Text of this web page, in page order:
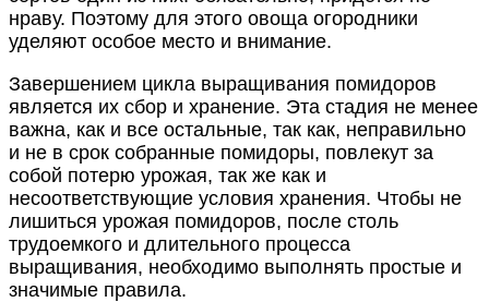
нраву. Поэтому для этого овоща огородники
уделяют особое место и внимание.
Завершением цикла выращивания помидоров
является их сбор и хранение. Эта стадия не менее
важна, как и все остальные, так как, неправильно
и не в срок собранные помидоры, повлекут за
собой потерю урожая, так же как и
несоответствующие условия хранения. Чтобы не
лишиться урожая помидоров, после столь
трудоемкого и длительного процесса
выращивания, необходимо выполнять простые и
значимые правила.